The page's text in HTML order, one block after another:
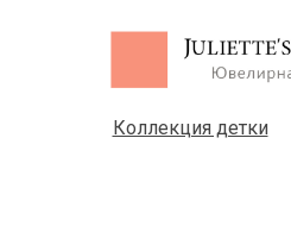
Коллекция детки